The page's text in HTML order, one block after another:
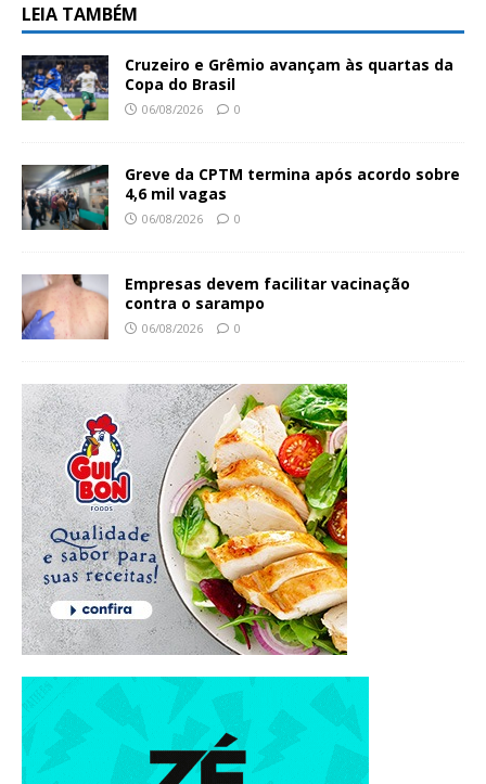
LEIA TAMBÉM
Cruzeiro e Grêmio avançam às quartas da
Copa do Brasil
06/08/2026 0
Greve da CPTM termina após acordo sobre
4,6 mil vagas
06/08/2026 0
Empresas devem facilitar vacinação
contra o sarampo
06/08/2026 0